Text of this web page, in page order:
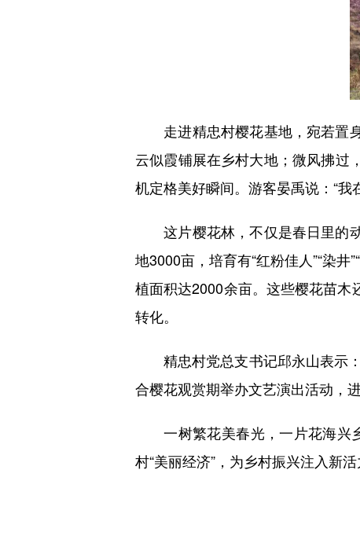
走进精忠村樱花基地，宛若置身
云似霞铺展在乡村大地；微风拂过
机定格美好瞬间。游客晏禹说：“
这片樱花林，不仅是春日里的动
地3000亩，培育有“红粉佳人”“染井
植面积达2000余亩。这些樱花苗
转化。
精忠村党总支书记邱永山表示：
合樱花观赏期举办文艺演出活动，
一树繁花美春光，一片花海兴乡
村“美丽经济”，为乡村振兴注入新